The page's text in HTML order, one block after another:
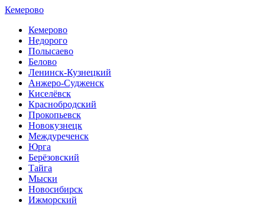
Кемерово
Кемерово
Недорого
Полысаево
Белово
Ленинск-Кузнецкий
Анжеро-Судженск
Киселёвск
Краснобродский
Прокопьевск
Новокузнецк
Междуреченск
Юрга
Берёзовский
Тайга
Мыски
Новосибирск
Ижморский